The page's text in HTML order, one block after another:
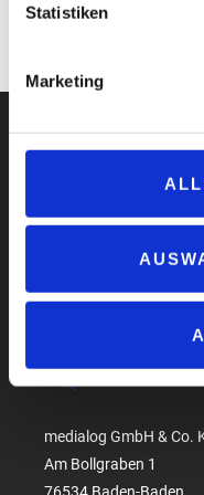
Statistiken
Marketing
Impressum
Suchen
medialog GmbH & Co.
Am Bollgraben 1